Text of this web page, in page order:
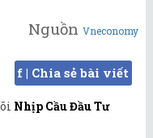
Nguồn Vneconomy
f | Chia sẻ bài viết
Nhịp Cầu Đầu Tư